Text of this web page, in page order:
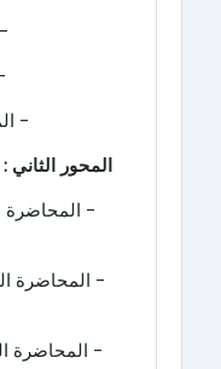
-
المحور الثاني :
- المحاضرة
- المحاضرة
- المحاضرة